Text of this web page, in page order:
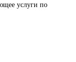
услуги по